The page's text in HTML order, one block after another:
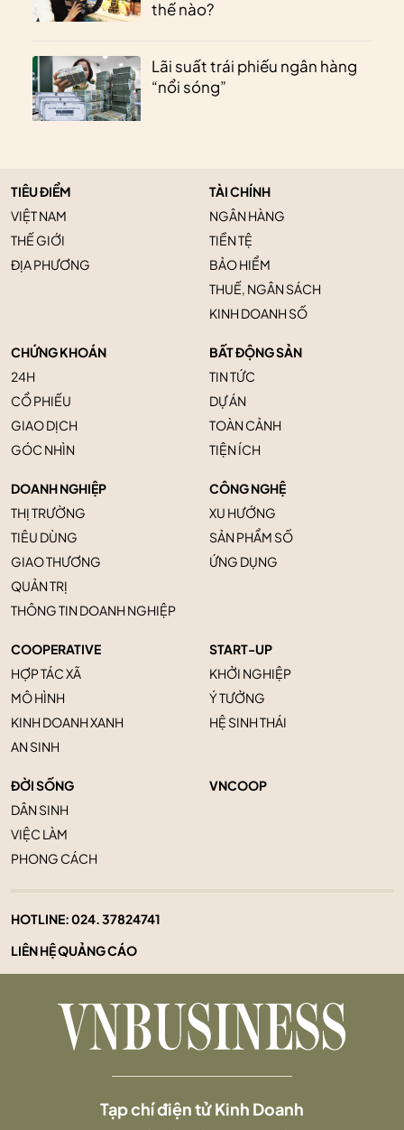
thế nào?
Lãi suất trái phiếu ngân hàng
“nổi sóng”
TIÊU ĐIỂM
VIỆT NAM
THẾ GIỚI
ĐỊA PHƯƠNG
TÀI CHÍNH
NGÂN HÀNG
TIỀN TỆ
BẢO HIỂM
THUẾ, NGÂN SÁCH
KINH DOANH SỐ
CHỨNG KHOÁN
24H
CỔ PHIẾU
GIAO DỊCH
GÓC NHÌN
BẤT ĐỘNG SẢN
TIN TỨC
DỰ ÁN
TOÀN CẢNH
TIỆN ÍCH
DOANH NGHIỆP
THỊ TRƯỜNG
TIÊU DÙNG
GIAO THƯƠNG
QUẢN TRỊ
THÔNG TIN DOANH NGHIỆP
CÔNG NGHỆ
XU HƯỚNG
SẢN PHẨM SỐ
ỨNG DỤNG
COOPERATIVE
HỢP TÁC XÃ
MÔ HÌNH
KINH DOANH XANH
AN SINH
START-UP
KHỞI NGHIỆP
Ý TƯỞNG
HỆ SINH THÁI
ĐỜI SỐNG
DÂN SINH
VIỆC LÀM
PHONG CÁCH
VNCOOP
HOTLINE:024. 37824741
LIÊN HỆ QUẢNG CÁO
Tạp chí điện tử Kinh Doanh